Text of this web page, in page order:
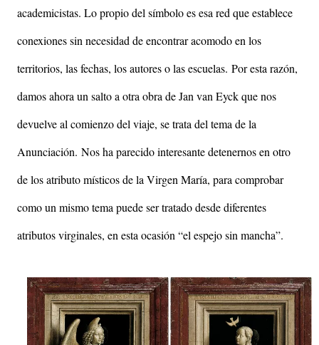
academicistas. Lo propio del símbolo es esa red que establece
conexiones sin necesidad de encontrar acomodo en los
territorios, las fechas, los autores o las escuelas. Por esta razón,
damos ahora un salto a otra obra de Jan van Eyck que nos
devuelve al comienzo del viaje, se trata del tema de la
Anunciación. Nos ha parecido interesante detenernos en otro
de los atributo místicos de la Virgen María, para comprobar
como un mismo tema puede ser tratado desde diferentes
atributos virginales, en esta ocasión “el espejo sin mancha”.